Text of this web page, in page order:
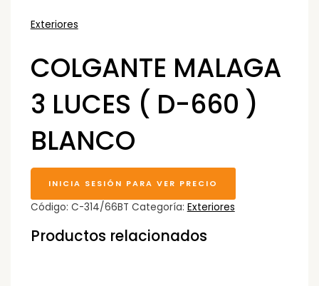
Exteriores
COLGANTE MALAGA
3 LUCES ( D-660 )
BLANCO
INICIA SESIÓN PARA VER PRECIO
Código: C-314/66BT Categoría: Exteriores
Productos relacionados